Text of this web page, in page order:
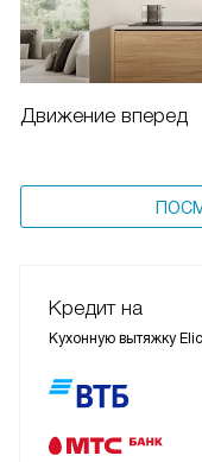
Движение вперед
Кредит на
Кухонную вытяжку